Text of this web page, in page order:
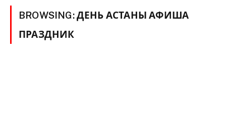
BROWSING:ДЕНЬ АСТАНЫ АФИША
ПРАЗДНИК